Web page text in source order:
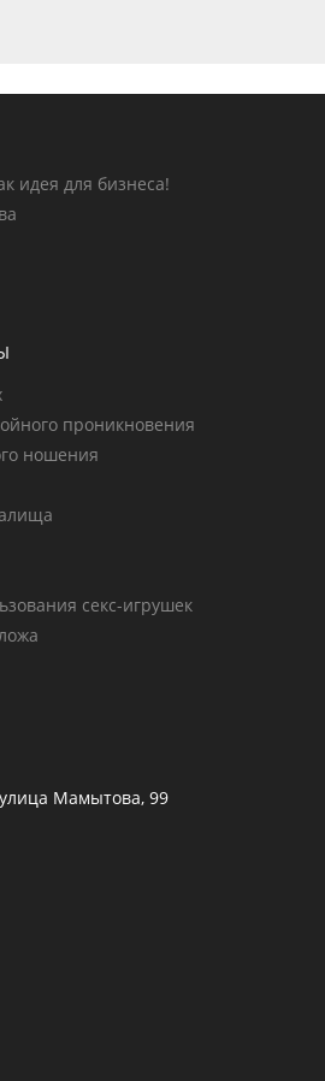
идея для бизнеса!
проникновения
ношения
секс-игрушек
Мамытова, 99